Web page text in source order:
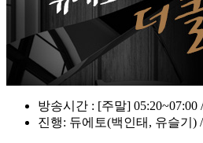
방송시간 : [주말] 05:20~07:00
진행: 듀에토(백인태, 유슬기)